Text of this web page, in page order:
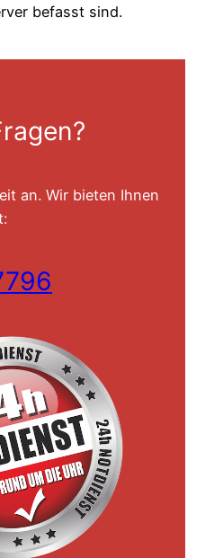
befasst sind.
an. Wir bieten Ihnen